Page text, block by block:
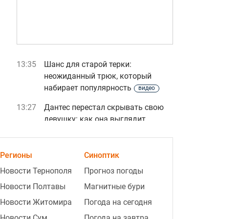
13:35
Шанс для старой терки:
неожиданный трюк, который
набирает популярность
видео
13:27
Дантес перестал скрывать свою
девушку: как она выглядит
13:18
В Закарпатском ТЦК незаконно
списали с учета свыше 1,5 тыс
13:15
"Arctic Express" важен как
прецедент: Гардус о решении
Британии по танкеру РФ
мнение
Регионы
Новости Тернополя
Новости Полтавы
Новости Житомира
Синоптик
Прогноз погоды
Магнитные бури
Погода на сегодня